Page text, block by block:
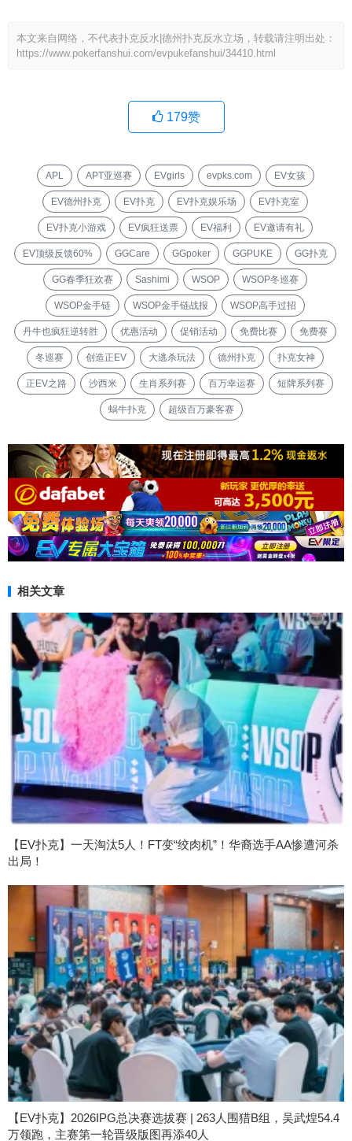
本文来自网络，不代表扑克反水|德州扑克反水立场，转载请注明出处：
https://www.pokerfanshui.com/evpukefanshui/34410.html
179赞
APL APT亚巡赛 EVgirls evpks.com EV女孩
EV德州扑克 EV扑克 EV扑克娱乐场 EV扑克室
EV扑克小游戏 EV疯狂送票 EV福利 EV邀请有礼
EV顶级反馈60% GGCare GGpoker GGPUKE GG扑克
GG春季狂欢赛 Sashimi WSOP WSOP冬巡赛
WSOP金手链 WSOP金手链战报 WSOP高手过招
丹牛也疯狂逆转胜 优惠活动 促销活动 免费比赛 免费赛
冬巡赛 创造正EV 大逃杀玩法 德州扑克 扑克女神
正EV之路 沙西米 生肖系列赛 百万幸运赛 短牌系列赛
蜗牛扑克 超级百万豪客赛
相关文章
【EV扑克】一天淘汰5人！FT变“绞肉机”！华裔选手AA惨遭河杀
出局！
【EV扑克】2026IPG总决赛选拔赛 | 263人围猎B组，吴武煌54.4
万领跑，主赛第一轮晋级版图再添40人